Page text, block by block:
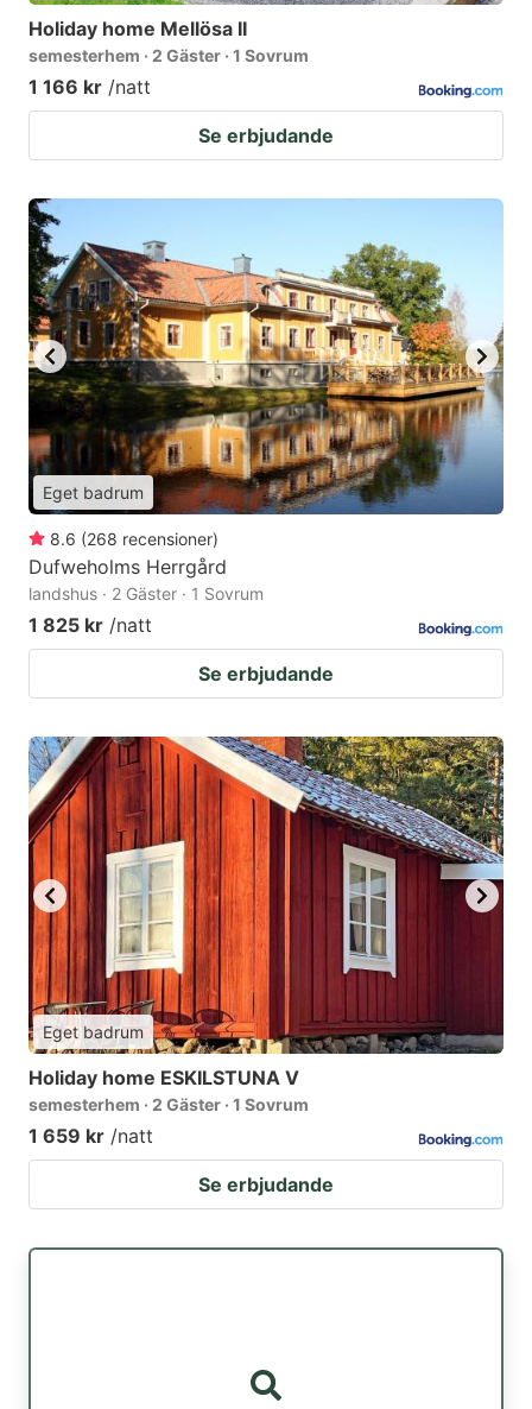
Holiday home Mellösa II
semesterhem · 2 Gäster · 1 Sovrum
1 166 kr /natt
Se erbjudande
Eget badrum
8.6 (268 recensioner)
Dufweholms Herrgård
landshus · 2 Gäster · 1 Sovrum
1 825 kr /natt
Se erbjudande
Eget badrum
Holiday home ESKILSTUNA V
semesterhem · 2 Gäster · 1 Sovrum
1 659 kr /natt
Se erbjudande